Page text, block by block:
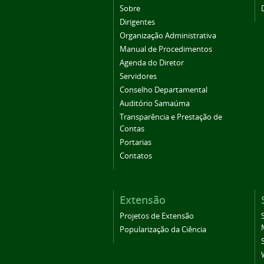
Sobre
Dirigentes
Organização Administrativa
Manual de Procedimentos
Agenda do Diretor
Servidores
Conselho Departamental
Auditório Samaúma
Transparência e Prestação de
Contas
Portarias
Contatos
Extensão
Projetos de Extensão
Popularização da Ciência